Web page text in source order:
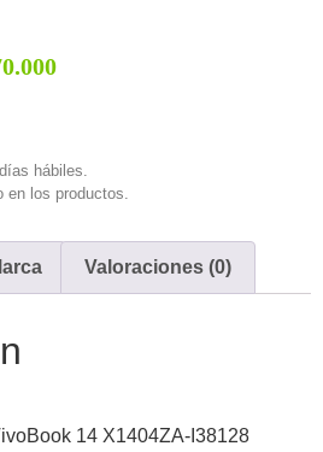
hábiles.
en los productos.
Valoraciones (0)
14 X1404ZA-I38128